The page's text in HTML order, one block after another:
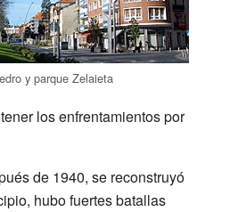
y parque Zelaieta
los enfrentamientos por
de 1940, se reconstruyó
hubo fuertes batallas